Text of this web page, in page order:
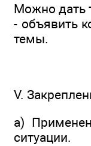
Можно дать
- объявить
темы.
V.
а)
ситуации.